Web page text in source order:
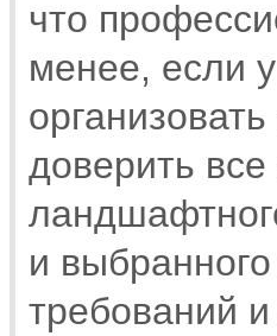
что
менее, если
доверить
и
требований